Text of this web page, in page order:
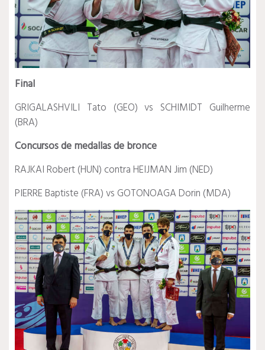
Final
GRIGALASHVILI Tato (GEO) vs SCHIMIDT Guilherme
(BRA)
Concursos de medallas de bronce
RAJKAI Robert (HUN) contra HEIJMAN Jim (NED)
PIERRE Baptiste (FRA) vs GOTONOAGA Dorin (MDA)